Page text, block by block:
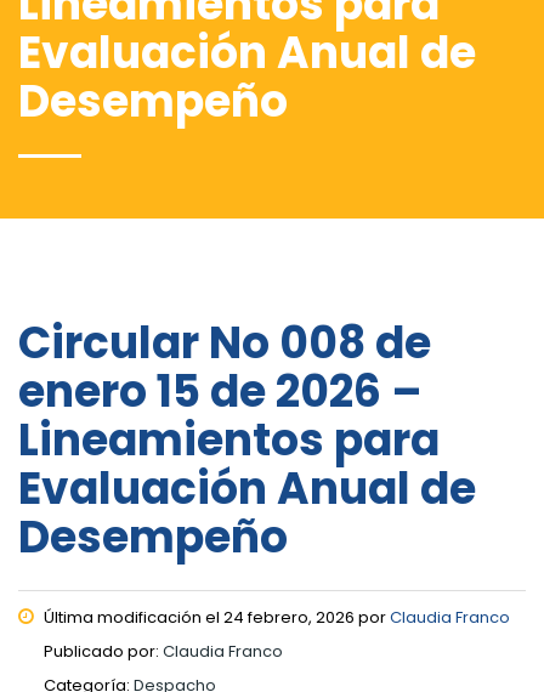
Evaluación Anual de
Desempeño
Circular No 008 de
enero 15 de 2026 –
Lineamientos para
Evaluación Anual de
Desempeño
Última modificación el 24 febrero, 2026 porClaudia Franco
Publicado por: Claudia Franco
Categoría: Despacho